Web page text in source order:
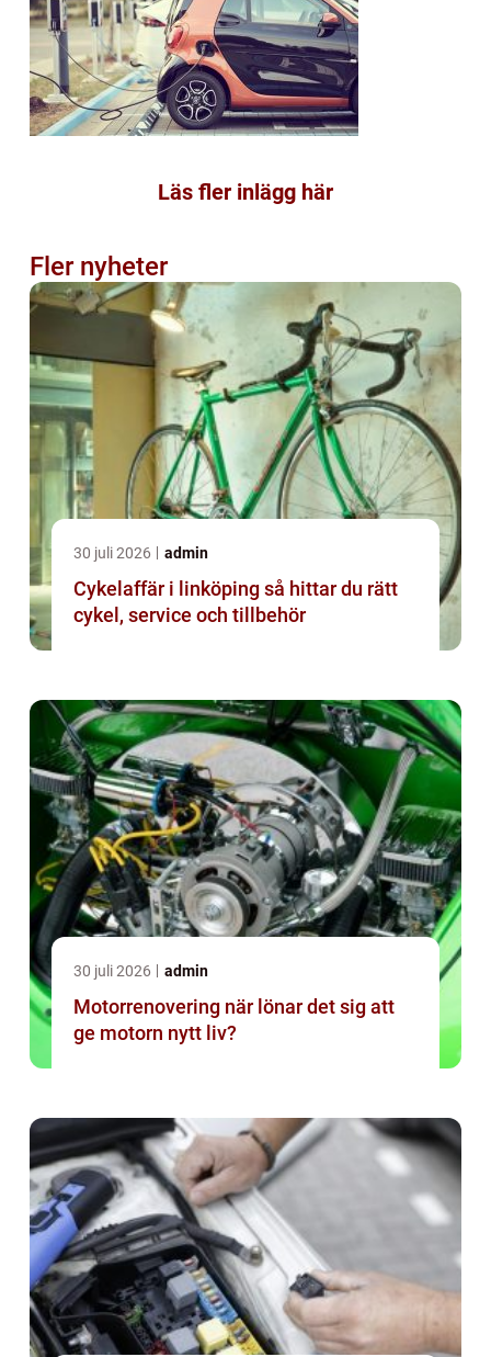
Läs fler inlägg här
Fler nyheter
30 juli 2026 admin
Cykelaffär i linköping så hittar du rätt
cykel, service och tillbehör
30 juli 2026 admin
Motorrenovering när lönar det sig att
ge motorn nytt liv?